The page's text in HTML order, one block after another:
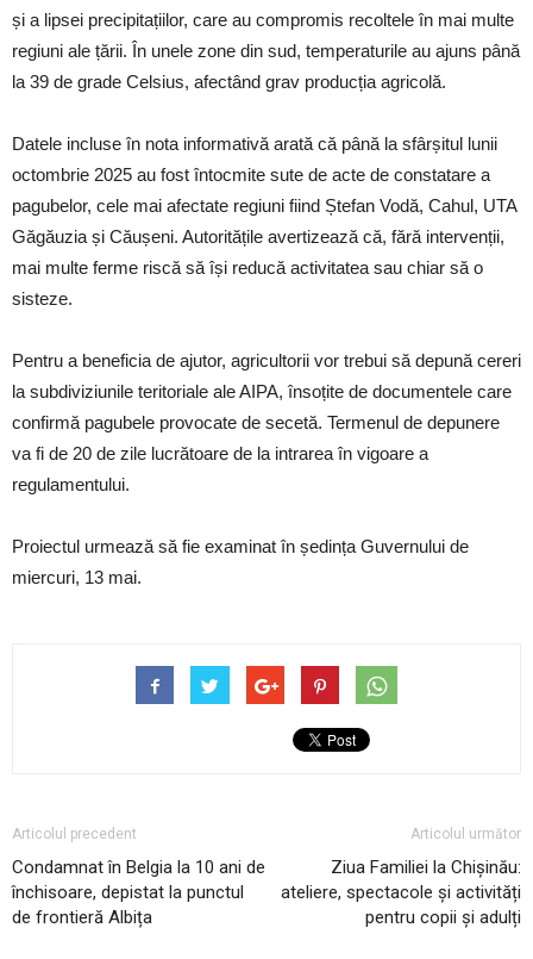
și a lipsei precipitațiilor, care au compromis recoltele în mai multe
regiuni ale țării. În unele zone din sud, temperaturile au ajuns până
la 39 de grade Celsius, afectând grav producția agricolă.
Datele incluse în nota informativă arată că până la sfârșitul lunii
octombrie 2025 au fost întocmite sute de acte de constatare a
pagubelor, cele mai afectate regiuni fiind Ștefan Vodă, Cahul, UTA
Găgăuzia și Căușeni. Autoritățile avertizează că, fără intervenții,
mai multe ferme riscă să își reducă activitatea sau chiar să o
sisteze.
Pentru a beneficia de ajutor, agricultorii vor trebui să depună cereri
la subdiviziunile teritoriale ale AIPA, însoțite de documentele care
confirmă pagubele provocate de secetă. Termenul de depunere
va fi de 20 de zile lucrătoare de la intrarea în vigoare a
regulamentului.
Proiectul urmează să fie examinat în ședința Guvernului de
miercuri, 13 mai.
Articolul precedent
Condamnat în Belgia la 10 ani de
închisoare, depistat la punctul
de frontieră Albița
Articolul următor
Ziua Familiei la Chișinău:
ateliere, spectacole și activități
pentru copii și adulți